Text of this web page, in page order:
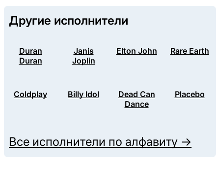
Другие исполнители
Duran
Duran
Janis
Joplin
Elton John Rare Earth
Coldplay Billy Idol
Dead Can
Dance
Placebo
Все исполнители по алфавиту →